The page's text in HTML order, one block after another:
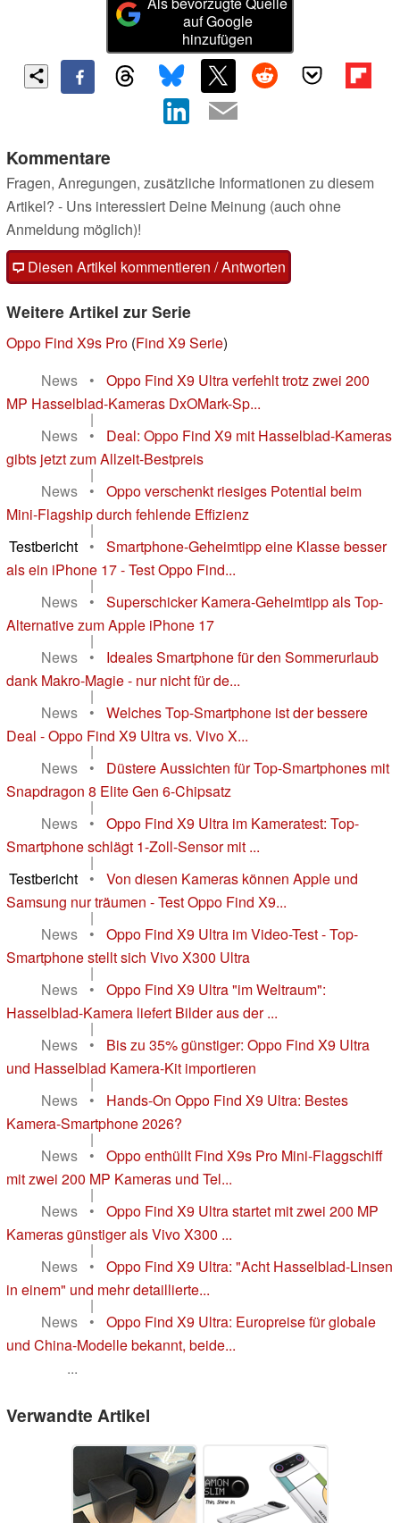
auf Google
hinzufügen
Kommentare
Fragen, Anregungen, zusätzliche Informationen zu diesem
Artikel? - Uns interessiert Deine Meinung (auch ohne
Anmeldung möglich)!
Diesen Artikel kommentieren / Antworten
Weitere Artikel zur Serie
Oppo Find X9s Pro (Find X9 Serie)
News
•
Oppo Find X9 Ultra verfehlt trotz zwei 200
MP Hasselblad-Kameras DxOMark-Sp...
|
News
•
Deal: Oppo Find X9 mit Hasselblad-Kameras
gibts jetzt zum Allzeit-Bestpreis
|
News
•
Oppo verschenkt riesiges Potential beim
Mini-Flagship durch fehlende Effizienz
|
Testbericht
•
Smartphone-Geheimtipp eine Klasse besser
als ein iPhone 17 - Test Oppo Find...
|
News
•
Superschicker Kamera-Geheimtipp als Top-
Alternative zum Apple iPhone 17
|
News
•
Ideales Smartphone für den Sommerurlaub
dank Makro-Magie - nur nicht für de...
|
News
•
Welches Top-Smartphone ist der bessere
Deal - Oppo Find X9 Ultra vs. Vivo X...
|
News
•
Düstere Aussichten für Top-Smartphones mit
Snapdragon 8 Elite Gen 6-Chipsatz
|
News
•
Oppo Find X9 Ultra im Kameratest: Top-
Smartphone schlägt 1-Zoll-Sensor mit ...
|
Testbericht
•
Von diesen Kameras können Apple und
Samsung nur träumen - Test Oppo Find X9...
|
News
•
Oppo Find X9 Ultra im Video-Test - Top-
Smartphone stellt sich Vivo X300 Ultra
|
News
•
Oppo Find X9 Ultra "im Weltraum":
Hasselblad-Kamera liefert Bilder aus der ...
|
News
•
Bis zu 35% günstiger: Oppo Find X9 Ultra
und Hasselblad Kamera-Kit importieren
|
News
•
Hands-On Oppo Find X9 Ultra: Bestes
Kamera-Smartphone 2026?
|
News
•
Oppo enthüllt Find X9s Pro Mini-Flaggschiff
mit zwei 200 MP Kameras und Tel...
|
News
•
Oppo Find X9 Ultra startet mit zwei 200 MP
Kameras günstiger als Vivo X300 ...
|
News
•
Oppo Find X9 Ultra: "Acht Hasselblad-Linsen
in einem" und mehr detaillierte...
|
News
•
Oppo Find X9 Ultra: Europreise für globale
und China-Modelle bekannt, beide...
...
Verwandte Artikel